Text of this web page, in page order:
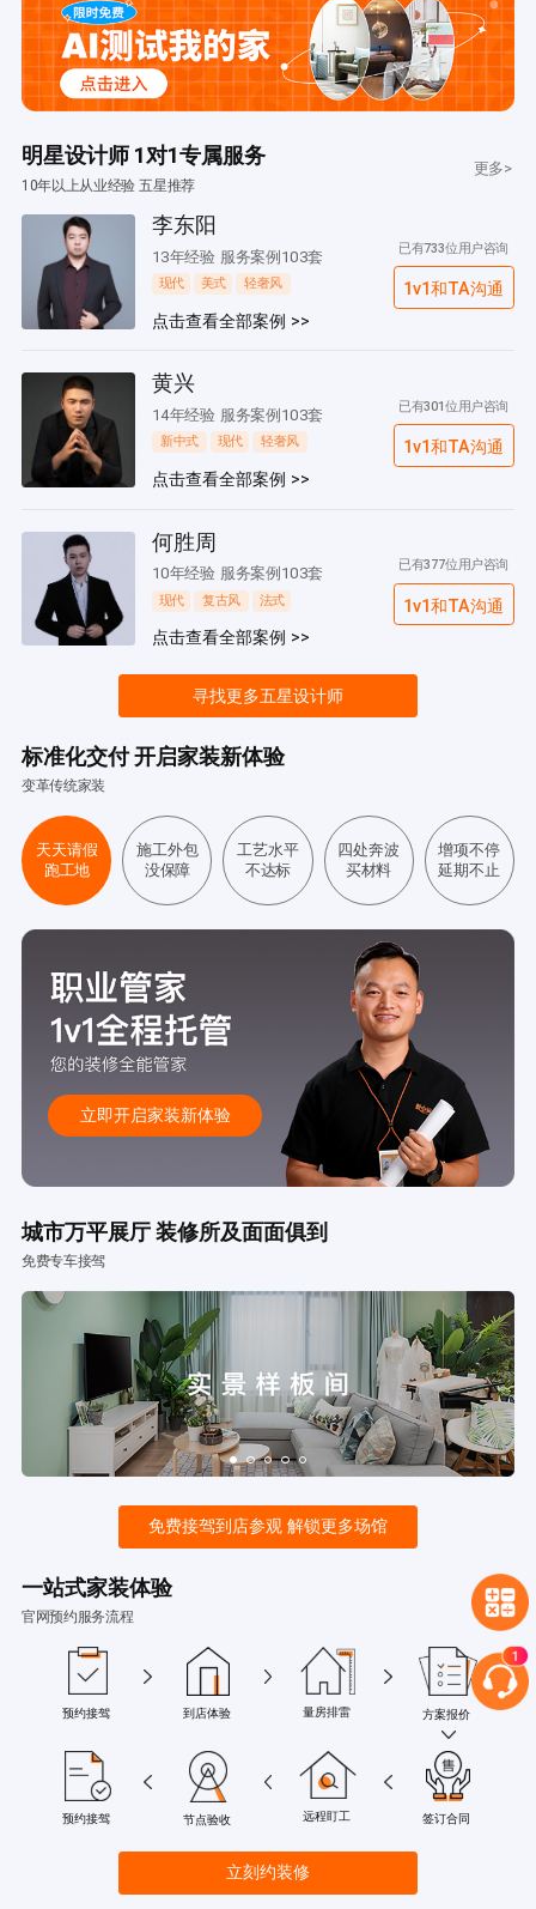
明星设计师 1对1专属服务
10年以上从业经验 五星推荐
更多>
李东阳
13年经验 服务案例103套
现代 美式 轻奢风
点击查看全部案例 >>
已有733位用户咨询
1v1和TA沟通
黄兴
14年经验 服务案例103套
新中式 现代 轻奢风
点击查看全部案例 >>
已有301位用户咨询
1v1和TA沟通
何胜周
10年经验 服务案例103套
现代 复古风 法式
点击查看全部案例 >>
已有377位用户咨询
1v1和TA沟通
寻找更多五星设计师
标准化交付 开启家装新体验
变革传统家装
天天请假
跑工地
施工外包
没保障
工艺水平
不达标
四处奔波
买材料
增项不停
延期不止
立即开启家装新体验
城市万平展厅 装修所及面面俱到
免费专车接驾
免费接驾到店参观 解锁更多场馆
一站式家装体验
官网预约服务流程
预约接驾 到店体验 量房排雷 方案报价
预约接驾 节点验收 远程盯工 签订合同
立刻约装修